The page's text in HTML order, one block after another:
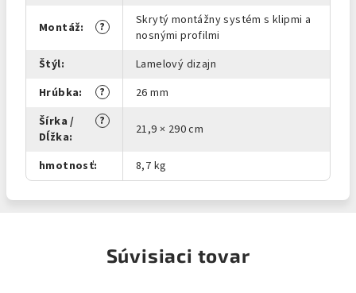
?
Montáž:
Skrytý montážny systém s klipmi a
nosnými profilmi
Štýl:
Lamelový dizajn
?
Hrúbka:
26 mm
?
Šírka /
Dĺžka: 21,9 × 290 cm
hmotnosť: 8,7 kg
Súvisiaci tovar